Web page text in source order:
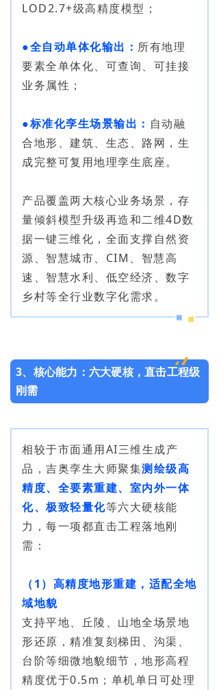
LOD2.7+级高精度模型；
●全自动单体化输出： 所有地理
要素全单体化、可查询、可挂接
业务属性；
●标准化孪生场景输出： 自动融
合地形、建筑、生态、路网，生
成完整可复用地理孪生底座。
产品覆盖两大核心业务场景，存
量倾斜模型升级再造和二维4D数
据一键三维化，全面支撑自然资
源、智慧城市、CIM、智慧高
速、智慧水利、低空经济、数字
乡村等全行业数字化需求。
3、核心能力：六大硬核， 直击工程级
刚需
相较于市面通用AI三维生成产
品，吉奥孪生大师聚集测绘级高
精度、全要素重建、室内外一体
化、极致轻量化等六大硬核能
力，每一项都直击工程落地刚
需：
（1）高精度地形重建，适配全地
域地貌
支持平地、丘陵、山地全场景地
形还原，精准复刻梯田、沟渠、
台阶等细微地貌细节，地形高程
精度优于0.5m；单机单日可处理